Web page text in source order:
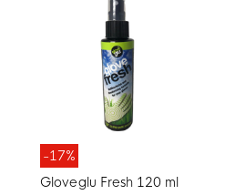
-17%
Gloveglu Fresh 120 ml